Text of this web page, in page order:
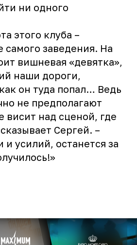
ни одного
этого клуба –
заведения. На
вишневая «девятка»,
наши дороги,
он туда попал… Ведь
не предполагают
висит над сценой, где
Сергей. –
усилий, останется за